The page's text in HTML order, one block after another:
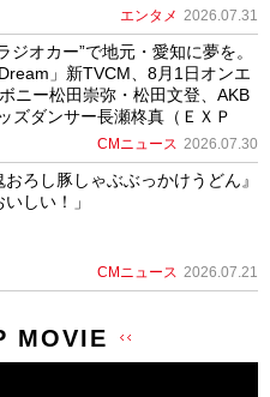
エンタメ 2026.07.31
ジオカー”で地元・愛知に夢を。
」新TVCM、8月1日オンエ
ニー松田崇弥・松田文登、AKB
ズダンサー長瀬柊真（ＥＸＰ
CMニュース 2026.07.30
おろし豚しゃぶぶっかけうどん』
しい！」
CMニュース 2026.07.21
MOVIE